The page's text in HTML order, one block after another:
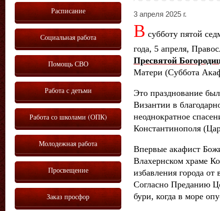
3 апреля 2025 г.
В субботу пятой
года, 5 апреля,
Пресвятой
Матери (Суббота
Это празднование
Византии в
неоднократное
Константинополя
Впервые акафист
Влахернском храме
избавления города от
Согласно Преданию
бури, когда в море
Расписание
Социальная работа
Помощь СВО
Работа с детьми
Работа со школами (ОПК)
Молодежная работа
Просвещение
Заказ просфор